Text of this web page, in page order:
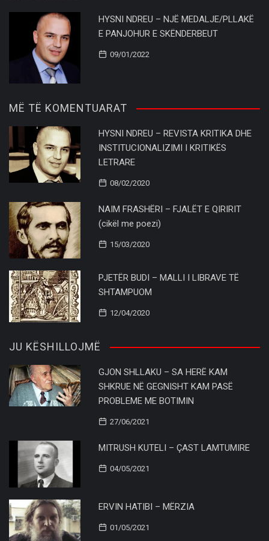
HYSNI NDREU – NJË MEDALJE/PLLAKË
E PANJOHUR E SKËNDERBEUT
09/01/2022
MË TË KOMENTUARAT
HYSNI NDREU – REVISTA KRITIKA DHE
INSTITUCIONALIZIMI I KRITIKËS
LETRARE
08/02/2020
NAIM FRASHËRI – FJALËT E QIRIRIT
(cikël me poezi)
15/03/2020
PJETËR BUDI – MALLI I LIBRAVE TË
SHTAMPUOM
12/04/2020
JU KËSHILLOJMË
GJON SHLLAKU – SA HERË KAM
SHKRUE NË GEGNISHT KAM PASË
PROBLEME ME BOTIMIN
27/06/2021
MITRUSH KUTELI – ÇAST LAMTUMIRE
04/05/2021
ERVIN HATIBI – MËRZIA
01/05/2021